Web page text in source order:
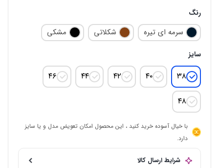
رنگ
سرمه ای تیره شکلاتی مشکی
سایز
۳۸ ۴۰ ۴۲ ۴۴ ۴۶
۴۸
با خیال آسوده خرید کنید ، این محصول امکان تعویض مدل و یا سایز
دارد.
شرایط ارسال کالا